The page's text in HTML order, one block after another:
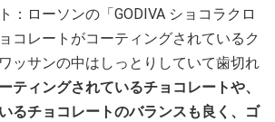
：ローソンの「GODIVA ショコラクロ
コレートがコーティングされているク
ッサンの中はしっとりしていて歯切れ
ティングされているチョコレートや、
るチョコレートのバランスも良く、ゴ